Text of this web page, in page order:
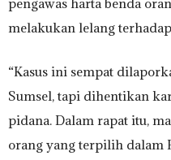
pengawas harta benda
melakukan lelang
“Kasus ini sempat
Sumsel, tapi dihentikan
pidana. Dalam rapat itu,
orang yang terpilih dalam